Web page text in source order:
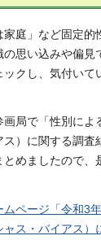
家庭」など固定
思い込みや偏見
クし、気付いて
局で「性別によ
ス）に関する調査
めましたので、
ページ「令和3
ス・バイアス）